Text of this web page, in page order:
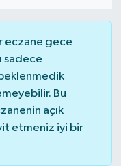
eczane gece
sadece
Bu
açık
etmeniz iyi bir